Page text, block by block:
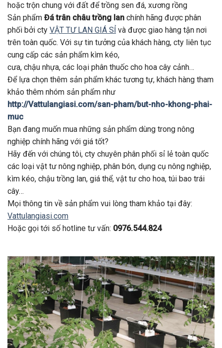
hoặc trộn chung với đất để trồng sen đá, xương rồng
Sản phẩm Đá trân châu trồng lan chính hãng được phân
phối bởi cty VẬT TƯ LAN GIÁ SỈ và được giao hàng tận nơi
trên toàn quốc. Với sự tin tưởng của khách hàng, cty liên tục
cung cấp các sản phẩm kìm kéo,
cưa, chậu nhựa, các loại phân thuốc cho hoa cây cảnh…
Để lựa chọn thêm sản phẩm khác tương tự, khách hàng tham
khảo thêm nhóm sản phẩm như
http://Vattulangiasi.com/san-pham/but-nho-khong-phai-
muc
Bạn đang muốn mua những sản phẩm dùng trong nông
nghiệp chính hãng với giá tốt?
Hãy đến với chúng tôi, cty chuyên phân phối sỉ lẻ toàn quốc
các loại vật tư nông nghiệp, phân bón, dụng cụ nông nghiệp,
kìm kéo, chậu trồng lan, giá thể, vật tư cho hoa, túi bao trái
cây…
Mọi thông tin về sản phẩm vui lòng tham khảo tại đây:
Vattulangiasi.com
Hoặc gọi tới số hotline tư vấn: 0976.544.824